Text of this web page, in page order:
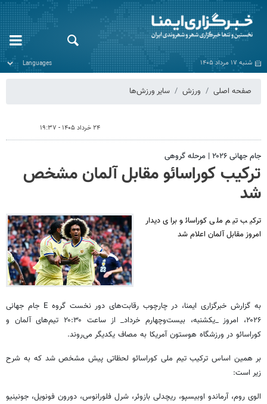
شنبه ۱۷ مرداد ۱۴۰۵
صفحه اصلی ورزش سایر ورزش‌ها
۲۴ خرداد ۱۴۰۵ - ۱۹:۳۷
جام جهانی ۲۰۲۶ | مرحله گروهی
ترکیب کوراسائو مقابل آلمان مشخص
شد
ترکیب تیم ملی کوراسائو برای دیدار
امروز مقابل آلمان اعلام شد
به گزارش خبرگزاری ایمنا، در چارچوب رقابت‌های دور نخست گروه E جام جهانی
۲۰۲۶، امروز _یکشنبه، بیست‌وچهارم خرداد_ از ساعت ۲۰:۳۰ تیم‌های آلمان و
کوراسائو در ورزشگاه هوستون آمریکا به مصاف یکدیگر می‌روند.
بر همین اساس ترکیب تیم ملی کوراسائو لحظاتی پیش مشخص شد که به شرح
زیر است:
الوی روم، آرماندو اوبیسپو، ریچدلی بازوئر، شرل فلورانوس، دورون فونویل، جونینیو